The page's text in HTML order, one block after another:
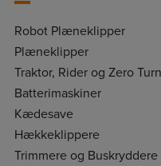
Robot Plæneklipper
Plæneklipper
Traktor, Rider og Zero Turn
Batterimaskiner
Kædesave
Hækkeklippere
Trimmere og Buskryddere